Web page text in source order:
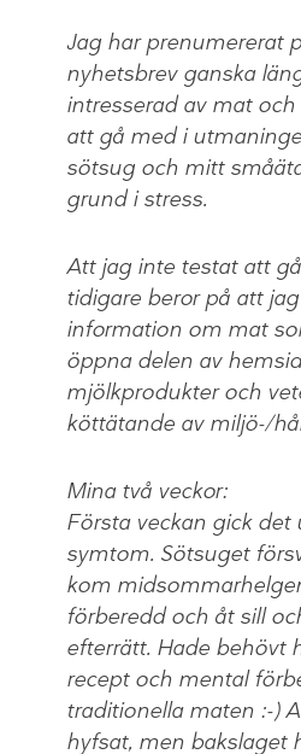
Jag har prenumererat
nyhetsbrev ganska
intresserad av mat
att gå med i
sötsug och mitt
grund i stress.
Att jag inte testat att
tidigare beror på att
information om mat
öppna delen av
mjölkprodukter och
köttätande av miljö-/
Mina två veckor:
Första veckan gick
symtom. Sötsuget
kom
förberedd och åt sill
efterrätt. Hade behövt
recept och mental
traditionella maten :-)
hyfsat, men bakslaget